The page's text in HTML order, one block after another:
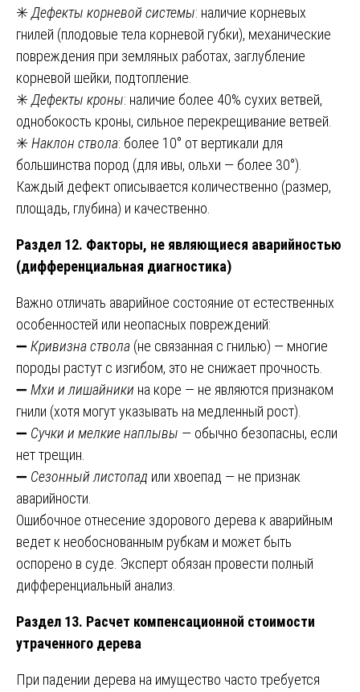
✳️ Дефекты корневой системы: наличие корневых
гнилей (плодовые тела корневой губки), механические
повреждения при земляных работах, заглубление
корневой шейки, подтопление.
✳️ Дефекты кроны: наличие более 40% сухих ветвей,
однобокость кроны, сильное перекрещивание ветвей.
✳️Наклон ствола: более 10° от вертикали для
большинства пород (для ивы, ольхи — более 30°).
Каждый дефект описывается количественно (размер,
площадь, глубина) и качественно.
Раздел 12. Факторы, не являющиеся аварийностью
(дифференциальная диагностика)
Важно отличать аварийное состояние от естественных
особенностей или неопасных повреждений:
➖ Кривизна ствола (не связанная с гнилью) — многие
породы растут с изгибом, это не снижает прочность.
➖ Мхи и лишайники на коре — не являются признаком
гнили (хотя могут указывать на медленный рост).
➖ Сучки и мелкие наплывы — обычно безопасны, если
нет трещин.
➖ Сезонный листопад или хвоепад — не признак
аварийности.
Ошибочное отнесение здорового дерева к аварийным
ведет к необоснованным рубкам и может быть
оспорено в суде. Эксперт обязан провести полный
дифференциальный анализ.
Раздел 13. Расчет компенсационной стоимости
утраченного дерева
При падении дерева на имущество часто требуется